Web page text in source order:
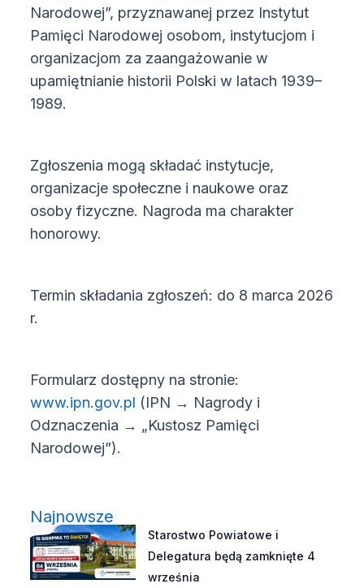
Narodowej”, przyznawanej przez Instytut
Pamięci Narodowej osobom, instytucjom i
organizacjom za zaangażowanie w
upamiętnianie historii Polski w latach 1939–
1989.
Zgłoszenia mogą składać instytucje,
organizacje społeczne i naukowe oraz
osoby fizyczne. Nagroda ma charakter
honorowy.
Termin składania zgłoszeń: do 8 marca 2026
r.
Formularz dostępny na stronie:
www.ipn.gov.pl (otwiera się w nowym oknie)
(IPN → Nagrody i
Odznaczenia → „Kustosz Pamięci
Narodowej”).
Najnowsze
Starostwo Powiatowe i
Delegatura będą zamknięte 4
września